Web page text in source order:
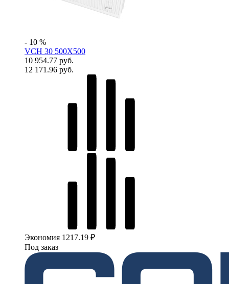
- 10 %
VCH 30 500X500
10 954.77 руб.
12 171.96 руб.
Экономия 1217.19 ₽
Под заказ